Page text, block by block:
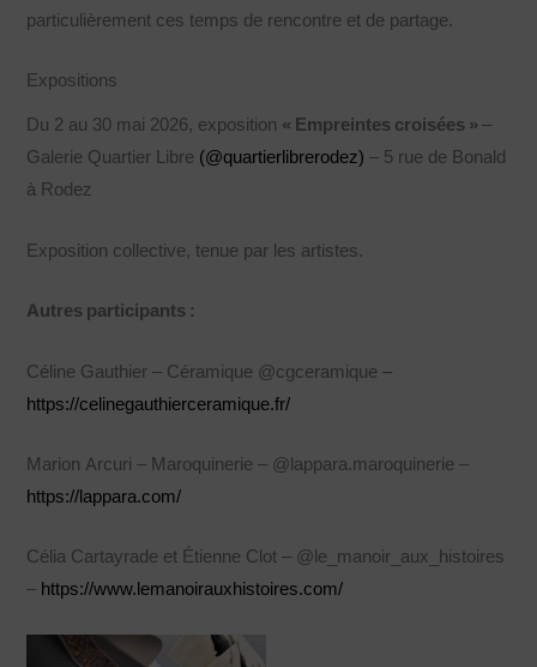
particulièrement ces temps de rencontre et de partage.
Expositions
Du 2 au 30 mai 2026, exposition « Empreintes croisées »–
Galerie Quartier Libre (@quartierlibrerodez) – 5 rue de Bonald
à Rodez
Exposition collective, tenue par les artistes.
Autres participants :
Céline Gauthier – Céramique @cgceramique –
https://celinegauthierceramique.fr/
Marion Arcuri – Maroquinerie – @lappara.maroquinerie –
https://lappara.com/
Célia Cartayrade et Étienne Clot – @le_manoir_aux_histoires
– https://www.lemanoirauxhistoires.com/